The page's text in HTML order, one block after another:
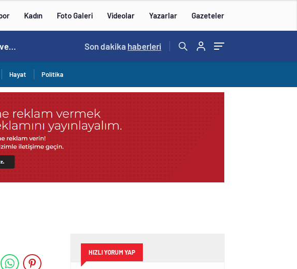
Kadın Foto Galeri Videolar Yazarlar Gazeteler
Cristiano Ronaldo’nun akıllara zarar tüm kariyerinin istatistiğini çıkardık ! 14:57 /
Son dakika haberleri
Hayat Politika
HIZLI YORUM YAP